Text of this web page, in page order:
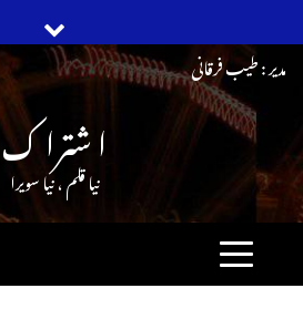
content
مدیر : طیب فرقانی
ا شترا ک
نیا قلم ، نیا سویرا